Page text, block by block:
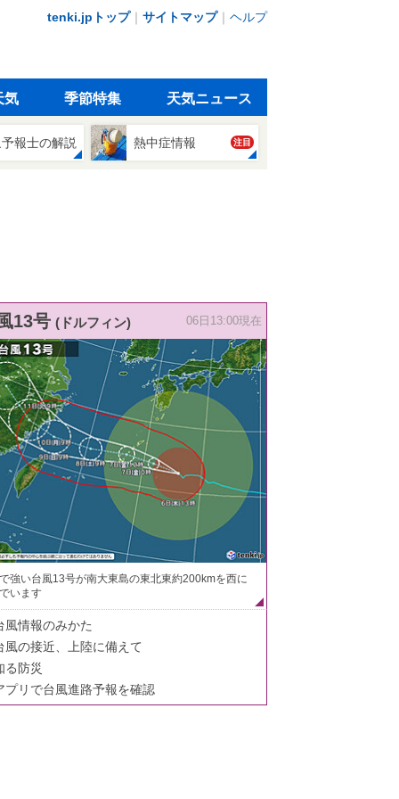
tenki.jpトップ｜ サイトマップ｜ ヘルプ
気 季節特集 天気ニュース
報士の解説 熱中症情報 注目
13号 (ドルフィン) 06日13:00現在
強い台風13号が南大東島の東北東約200kmを西に
います
風情報のみかた
風の接近、上陸に備えて
る防災
プリで台風進路予報を確認